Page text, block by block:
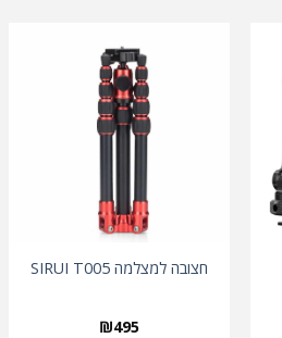
חצובה למצלמה SIRUI T005
₪495